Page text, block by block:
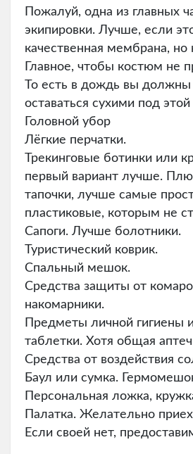
Пожалуй, одна из главных
экипировки. Лучше, если
качественная мембрана, но
Главное, чтобы костюм не
То есть в дождь вы должны
оставаться сухими под
Головной убор
Лёгкие перчатки.
Трекинговые ботинки или
первый вариант лучше.
тапочки, лучше самые
пластиковые, которым не
Сапоги. Лучше болотники.
Туристический коврик.
Спальный мешок.
Средства защиты от
накомарники.
Предметы личной
таблетки. Хотя общая
Средства от воздействия
Баул или сумка.
Персональная ложка,
Палатка. Желательно
Если своей нет,